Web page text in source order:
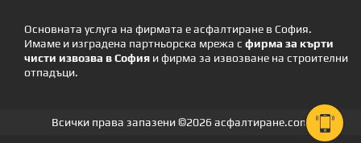
Основната услуга на фирмата е асфалтиране в София.
Имаме и изградена партньорска мрежа с фирма за кърти
чисти извозва в София и фирма за извозване на строителни
отпадъци.
Всички права запазени ©2026асфалтиране.com